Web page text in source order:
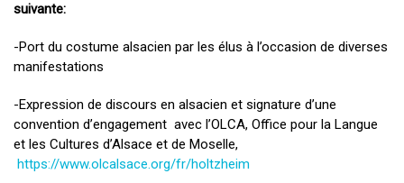
suivante:
-Port du costume alsacien par les élus à l’occasion de diverses
manifestations
-Expression de discours en alsacien et signature d’une
convention d’engagement avec l’OLCA, Office pour la Langue
et les Cultures d’Alsace et de Moselle,
https://www.olcalsace.org/fr/holtzheim